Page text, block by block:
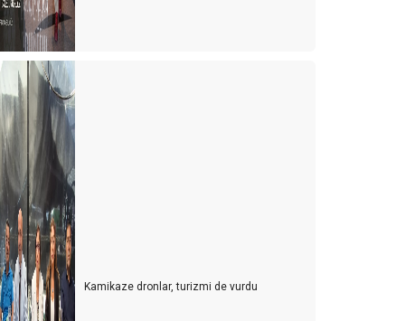
Kamikaze dronlar, turizmi de vurdu